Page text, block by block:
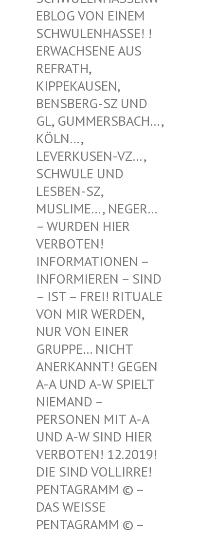
OG VON EINEM SCH
WULENHASSE! ! ERW
ACHSENE AUS REF
RATH, KIP
PEKAUSEN, BEN
SBERG-SZ UND GL,
GUMMERSBACH…, KÖL
N…, LEV
ERKUSEN-VZ…, SCH
WULE UND LES
BEN-SZ, MUS
LIME…, NEGER… – W
URDEN HIER VER
BOTEN! INF
ORMATIONEN – INF
ORMIEREN – SIND – I
ST – FREI! RITUALE VON
MIR WERDEN, NUR
VON EINER GRU
PPE… NICHT ANE
RKANNT! GEGEN A-A
UND A-W SPIELT NIE
MAND – PER
SONEN MIT A-A UND
A-W SIND HIER VER
BOTEN! 12.2019! DIE
SIND VOLLIRRE! PEN
TAGRAMM © – DAS
WEISSE PENT
AGRAMM © – HILF